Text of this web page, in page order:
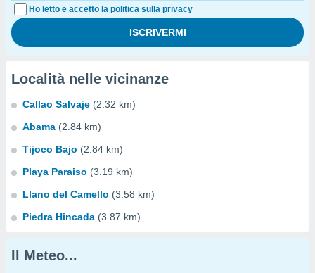
Ho letto e accetto la politica sulla privacy
Località nelle vicinanze
Callao Salvaje (2.32 km)
Abama (2.84 km)
Tijoco Bajo (2.84 km)
Playa Paraiso (3.19 km)
Llano del Camello (3.58 km)
Piedra Hincada (3.87 km)
Il Meteo...